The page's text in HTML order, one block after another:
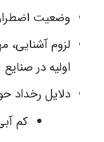
وضعیت
لزوم
اولیه در صنایع
دلایل رخداد
کم